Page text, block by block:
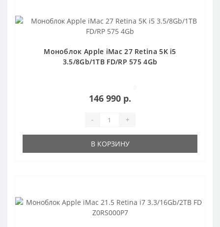
Моноблок Apple iMac 27 Retina 5K i5
3.5/8Gb/1TB FD/RP 575 4Gb
146 990 р.
- +
В КОРЗИНУ